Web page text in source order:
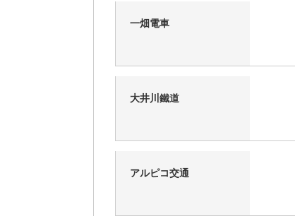
一畑電車
大井川鐵道
アルピコ交通